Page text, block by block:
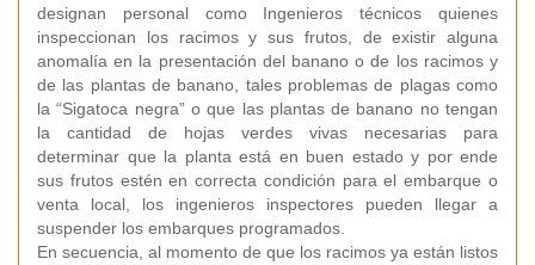
designan personal como Ingenieros técnicos quienes
inspeccionan los racimos y sus frutos, de existir alguna
anomalía en la presentación del banano o de los racimos y
de las plantas de banano, tales problemas de plagas como
la “Sigatoca negra” o que las plantas de banano no tengan
la cantidad de hojas verdes vivas necesarias para
determinar que la planta está en buen estado y por ende
sus frutos estén en correcta condición para el embarque o
venta local, los ingenieros inspectores pueden llegar a
suspender los embarques programados.
En secuencia, al momento de que los racimos ya están listos